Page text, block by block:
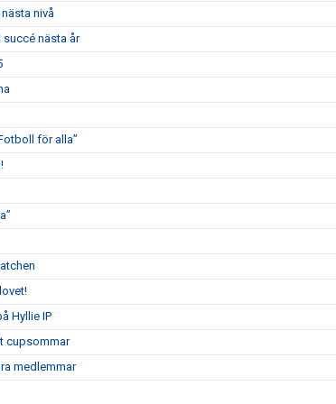
nivå
nästa år
för alla”
Hyllie IP
cupsommar
medlemmar